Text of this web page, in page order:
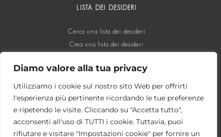
Diamo valore alla tua privacy
Utilizziamo i cookie sul nostro sito Web per offrirti
l'esperienza più pertinente ricordando le tue preferenze
e ripetendo le visite. Cliccando su "Accetta tutto",
acconsenti all'uso di TUTTI i cookie. Tuttavia, puoi
rifiutare e visitare "Impostazioni cookie" per fornire un
LISTA DEI DESIDERI
Cerca una lista dei desideri
Crea una lista dei desideri
SOCIAL